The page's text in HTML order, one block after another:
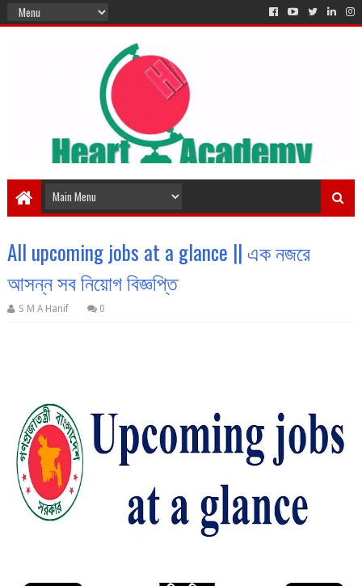
All upcoming jobs at a glance || এক নজরে
আসন্ন সব নিয়োগ বিজ্ঞপ্তি
S M A Hanif 0